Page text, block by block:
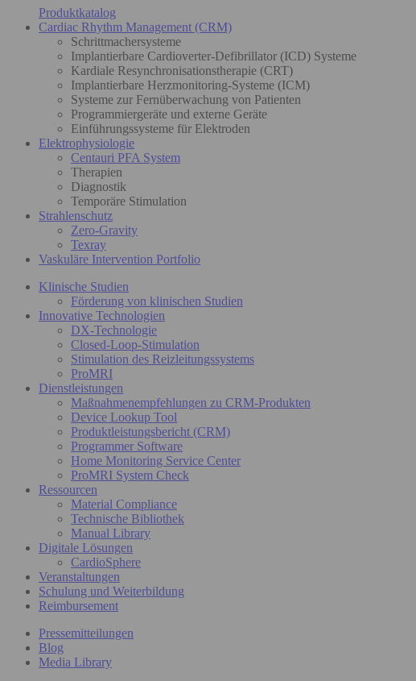
Produktkatalog
Cardiac Rhythm Management (CRM)
Schrittmachersysteme
Implantierbare Cardioverter-Defibrillator (ICD) Systeme
Kardiale Resynchronisationstherapie (CRT)
Implantierbare Herzmonitoring-Systeme (ICM)
Systeme zur Fernüberwachung von Patienten
Programmiergeräte und externe Geräte
Einführungssysteme für Elektroden
Elektrophysiologie
Centauri PFA System
Therapien
Diagnostik
Temporäre Stimulation
Strahlenschutz
Zero-Gravity
Texray
Vaskuläre Intervention Portfolio
Klinische Studien
Förderung von klinischen Studien
Innovative Technologien
DX-Technologie
Closed-Loop-Stimulation
Stimulation des Reizleitungssystems
ProMRI
Dienstleistungen
Maßnahmenempfehlungen zu CRM-Produkten
Device Lookup Tool
Produktleistungsbericht (CRM)
Programmer Software
Home Monitoring Service Center
ProMRI System Check
Ressourcen
Material Compliance
Technische Bibliothek
Manual Library
Digitale Lösungen
CardioSphere
Veranstaltungen
Schulung und Weiterbildung
Reimbursement
Pressemitteilungen
Blog
Media Library